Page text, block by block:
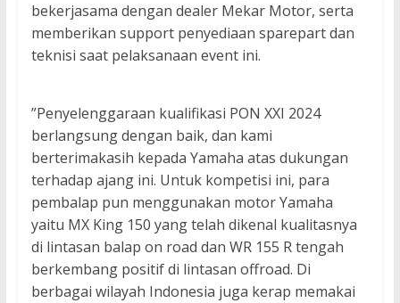
bekerjasama dengan dealer Mekar Motor, serta
memberikan support penyediaan sparepart dan
teknisi saat pelaksanaan event ini.
”Penyelenggaraan kualifikasi PON XXI 2024
berlangsung dengan baik, dan kami
berterimakasih kepada Yamaha atas dukungan
terhadap ajang ini. Untuk kompetisi ini, para
pembalap pun menggunakan motor Yamaha
yaitu MX King 150 yang telah dikenal kualitasnya
di lintasan balap on road dan WR 155 R tengah
berkembang positif di lintasan offroad. Di
berbagai wilayah Indonesia juga kerap memakai